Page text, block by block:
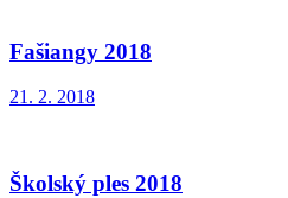
Fašiangy 2018
21. 2. 2018
Školský ples 2018